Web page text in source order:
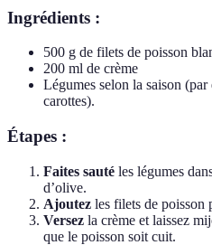
Ingrédients :
500 g de filets de poisson
200 ml de crème
Légumes selon la saison
carottes).
Étapes :
Faites sauté les légumes
d’olive.
Ajoutez les filets de poisson
Versez la crème et laissez
que le poisson soit cuit.